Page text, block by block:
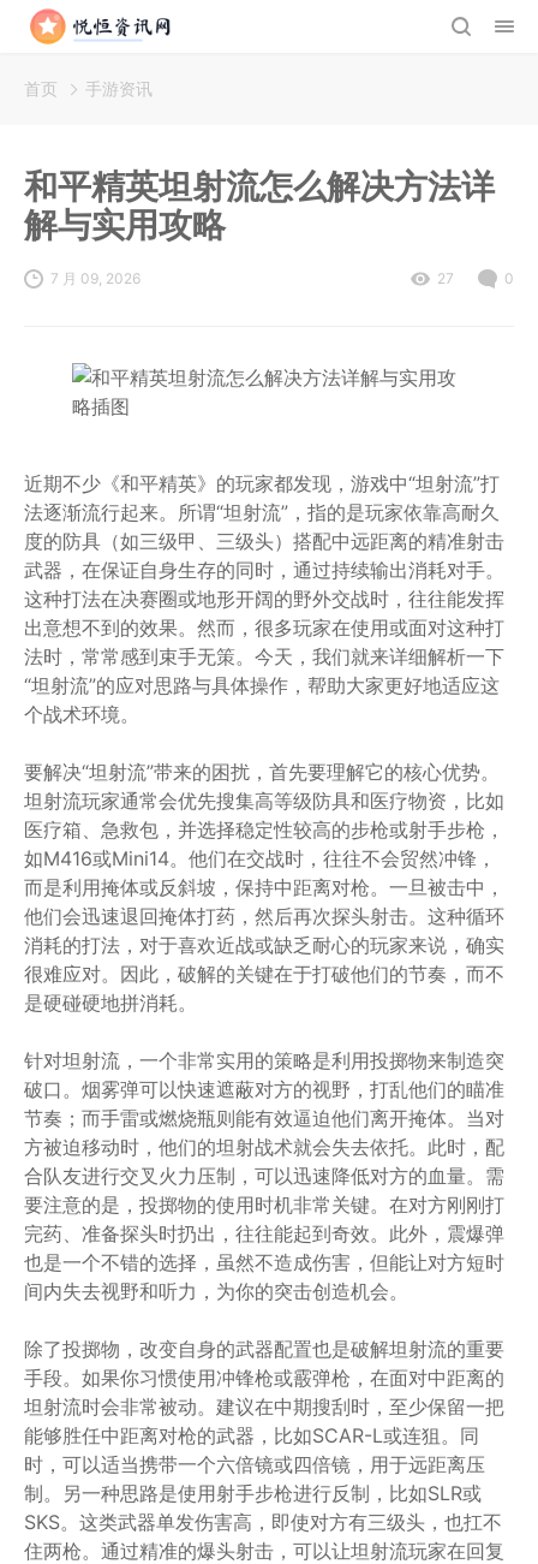
首页 手游资讯
和平精英坦射流怎么解决方法详
解与实用攻略
7 月 09, 2026 27 0
近期不少《和平精英》的玩家都发现，游戏中“坦射流”打
法逐渐流行起来。所谓“坦射流”，指的是玩家依靠高耐久
度的防具（如三级甲、三级头）搭配中远距离的精准射击
武器，在保证自身生存的同时，通过持续输出消耗对手。
这种打法在决赛圈或地形开阔的野外交战时，往往能发挥
出意想不到的效果。然而，很多玩家在使用或面对这种打
法时，常常感到束手无策。今天，我们就来详细解析一下
“坦射流”的应对思路与具体操作，帮助大家更好地适应这
个战术环境。
要解决“坦射流”带来的困扰，首先要理解它的核心优势。
坦射流玩家通常会优先搜集高等级防具和医疗物资，比如
医疗箱、急救包，并选择稳定性较高的步枪或射手步枪，
如M416或Mini14。他们在交战时，往往不会贸然冲锋，
而是利用掩体或反斜坡，保持中距离对枪。一旦被击中，
他们会迅速退回掩体打药，然后再次探头射击。这种循环
消耗的打法，对于喜欢近战或缺乏耐心的玩家来说，确实
很难应对。因此，破解的关键在于打破他们的节奏，而不
是硬碰硬地拼消耗。
针对坦射流，一个非常实用的策略是利用投掷物来制造突
破口。烟雾弹可以快速遮蔽对方的视野，打乱他们的瞄准
节奏；而手雷或燃烧瓶则能有效逼迫他们离开掩体。当对
方被迫移动时，他们的坦射战术就会失去依托。此时，配
合队友进行交叉火力压制，可以迅速降低对方的血量。需
要注意的是，投掷物的使用时机非常关键。在对方刚刚打
完药、准备探头时扔出，往往能起到奇效。此外，震爆弹
也是一个不错的选择，虽然不造成伤害，但能让对方短时
间内失去视野和听力，为你的突击创造机会。
除了投掷物，改变自身的武器配置也是破解坦射流的重要
手段。如果你习惯使用冲锋枪或霰弹枪，在面对中距离的
坦射流时会非常被动。建议在中期搜刮时，至少保留一把
能够胜任中距离对枪的武器，比如SCAR-L或连狙。同
时，可以适当携带一个六倍镜或四倍镜，用于远距离压
制。另一种思路是使用射手步枪进行反制，比如SLR或
SKS。这类武器单发伤害高，即使对方有三级头，也扛不
住两枪。通过精准的爆头射击，可以让坦射流玩家在回复